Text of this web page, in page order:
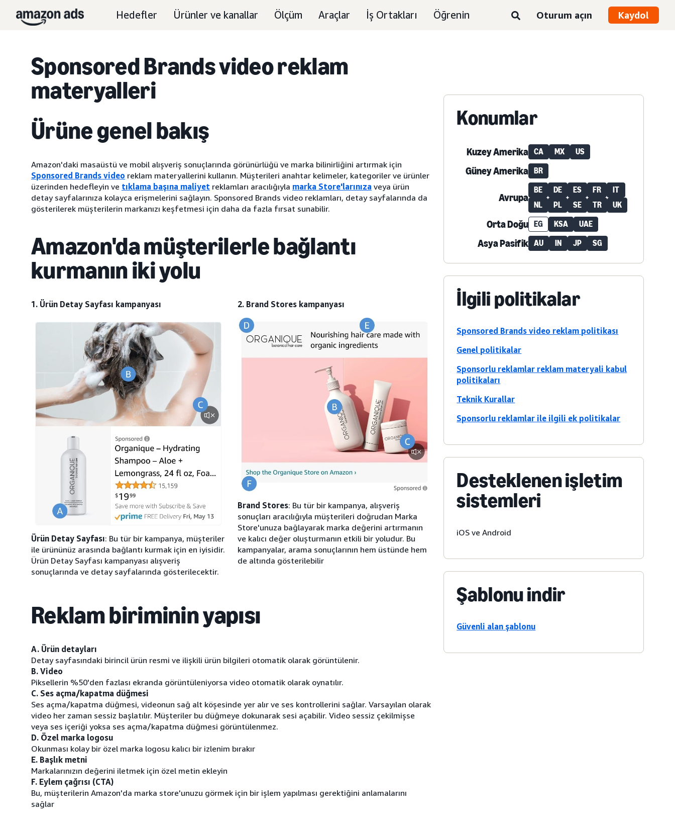
Hedefler Ürünler ve kanallar Ölçüm Araçlar İş Ortakları Öğrenin Oturum açın Kaydol
Sponsored Brands video reklam
materyalleri
Ürüne genel bakış
Amazon'daki masaüstü ve mobil alışveriş sonuçlarında görünürlüğü ve marka bilinirliğini artırmak için
Sponsored Brands video reklam materyallerini kullanın. Müşterileri anahtar kelimeler, kategoriler ve ürünler
üzerinden hedefleyin ve tıklama başına maliyet reklamları aracılığıyla marka Store'larınıza veya ürün
detay sayfalarınıza kolayca erişmelerini sağlayın. Sponsored Brands video reklamları, detay sayfalarında da
gösterilerek müşterilerin markanızı keşfetmesi için daha da fazla fırsat sunabilir.
Amazon'da müşterilerle bağlantı
kurmanın iki yolu
1. Ürün Detay Sayfası kampanyası
Ürün Detay Sayfası: Bu tür bir kampanya, müşteriler
ile ürününüz arasında bağlantı kurmak için en iyisidir.
Ürün Detay Sayfası kampanyası alışveriş
sonuçlarında ve detay sayfalarında gösterilecektir.
2. Brand Stores kampanyası
Brand Stores: Bu tür bir kampanya, alışveriş
sonuçları aracılığıyla müşterileri doğrudan Marka
Store'unuza bağlayarak marka değerini artırmanın
ve kalıcı değer oluşturmanın etkili bir yoludur. Bu
kampanyalar, arama sonuçlarının hem üstünde hem
de altında gösterilebilir
Reklam biriminin yapısı
A. Ürün detayları
Detay sayfasındaki birincil ürün resmi ve ilişkili ürün bilgileri otomatik olarak görüntülenir.
B. Video
Piksellerin %50'den fazlası ekranda görüntüleniyorsa video otomatik olarak oynatılır.
C. Ses açma/kapatma düğmesi
Ses açma/kapatma düğmesi, videonun sağ alt köşesinde yer alır ve ses kontrollerini sağlar. Varsayılan olarak
video her zaman sessiz başlatılır. Müşteriler bu düğmeye dokunarak sesi açabilir. Video sessiz çekilmişse
veya ses içeriği yoksa ses açma/kapatma düğmesi görüntülenmez.
D. Özel marka logosu
Okunması kolay bir özel marka logosu kalıcı bir izlenim bırakır
E. Başlık metni
Markalarınızın değerini iletmek için özel metin ekleyin
F. Eylem çağrısı (CTA)
Bu, müşterilerin Amazon'da marka store'unuzu görmek için bir işlem yapılması gerektiğini anlamalarını
sağlar
Konumlar
Kuzey Amerika CA MX US
Güney Amerika BR
Avrupa
BE DE ES FR
IT
NL
PL SE TR UK
Orta Doğu EG KSA UAE
Asya Pasifik AU IN JP SG
İlgili politikalar
Sponsored Brands video reklam politikası
Genel politikalar
Sponsorlu reklamlar reklam materyali kabul
politikaları
Teknik Kurallar
Sponsorlu reklamlar ile ilgili ek politikalar
Desteklenen işletim
sistemleri
iOS ve Android
Şablonu indir
Güvenli alan şablonu